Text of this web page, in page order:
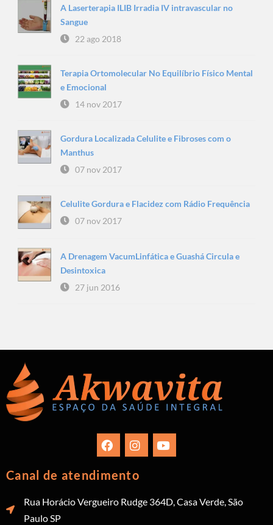
A Laserterapia ILIB Irradia IV intravascular no
Sangue
22 ago 2018
Terapia Ortomolecular No Equilíbrio Físico Mental
e Emocional
14 nov 2017
Gordura Localizada Celulite e Fibroses com o
Manthus
07 nov 2017
Celulite Gordura e Flacidez com Rádio Frequência
07 nov 2017
A Drenagem VacumLinfática e Guashá Circula e
Desintoxica
27 jun 2016
Canal de atendimento
Rua Horácio Vergueiro Rudge 364D, Casa Verde, São
Paulo SP